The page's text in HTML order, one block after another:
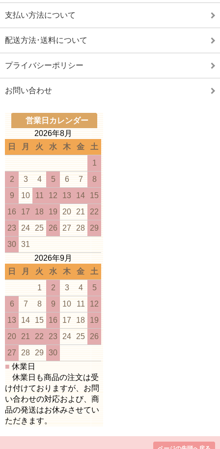
支払い方法について
配送方法･送料について
プライバシーポリシー
お問い合わせ
営業日カレンダー
2026年8月
日
月 火 水 木 金
土
1
2
3 4 5 6 7
8
9
10 11 12 13 14
15
16
17 18 19 20 21
22
23
24 25 26 27 28
29
30 31
2026年9月
日
月 火 水 木 金
土
1
2 3 4
5
6
7 8 9 10 11
12
13
14 15 16 17 18
19
20
21 22 23 24 25
26
27
28 29 30
■ 休業日
休業日も商品の注文は受
け付けておりますが、お問
い合わせの対応および、商
品の発送はお休みさせてい
ただきます。